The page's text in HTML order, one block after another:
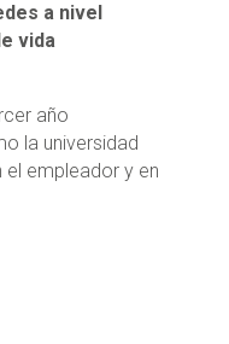
a nivel
vida
año
la universidad
empleador y en